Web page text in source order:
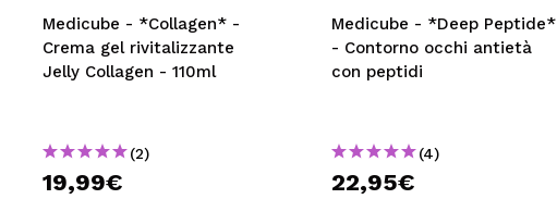
Medicube - *Collagen* -
Crema gel rivitalizzante
Jelly Collagen - 110ml
(2)
19,99€
Medicube - *Deep Peptide*
- Contorno occhi antietà
con peptidi
(4)
22,95€